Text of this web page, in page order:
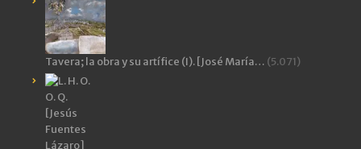
Tavera; la obra y su artífice (I). [José María… (5.071)